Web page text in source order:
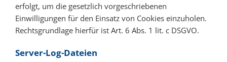
erfolgt, um die gesetzlich vorgeschriebenen
Einwilligungen für den Einsatz von Cookies einzuholen.
Rechtsgrundlage hierfür ist Art. 6 Abs. 1 lit. c DSGVO.
Server-Log-Dateien